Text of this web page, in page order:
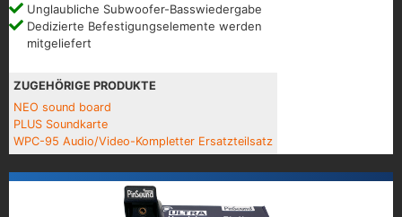
Unglaubliche Subwoofer-Basswiedergabe
Dedizierte Befestigungselemente werden
mitgeliefert
ZUGEHÖRIGE PRODUKTE
NEO sound board
PLUS Soundkarte
WPC-95 Audio/Video-Kompletter Ersatzteilsatz